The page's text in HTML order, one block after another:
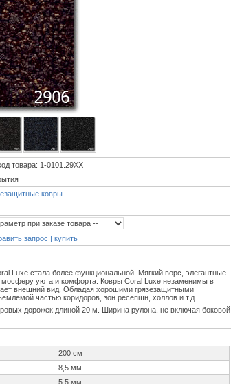
товара: 1-0101.29XX
ковры
запрос | купить
Luxe стала более функциональной. Мягкий ворс, элегантные
уюта и комфорта. Ковры Coral Luxe незаменимы в
внешний вид. Обладая хорошими грязезащитными
частью коридоров, зон ресепшн, холлов и т.д.
дорожек длиной 20 м. Ширина рулона, не включая боковой
200 см
8,5 мм
5,5 мм